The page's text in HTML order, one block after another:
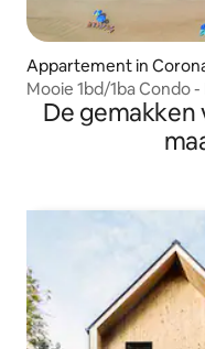
Appartement in
Mooie 1bd/1ba Condo
De gemakken